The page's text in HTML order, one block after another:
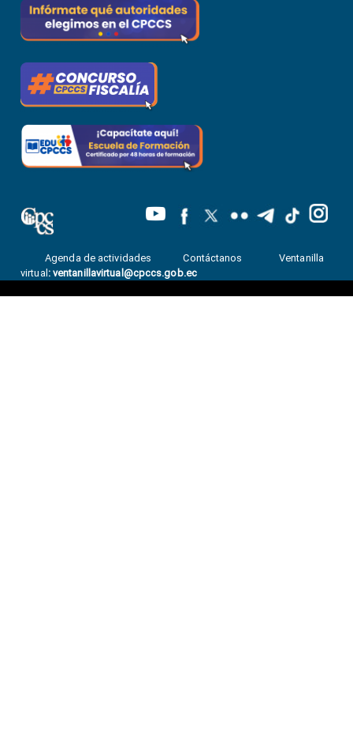
Agenda de actividades Contáctanos
Ventanilla
virtual: ventanillavirtual@cpccs.gob.ec